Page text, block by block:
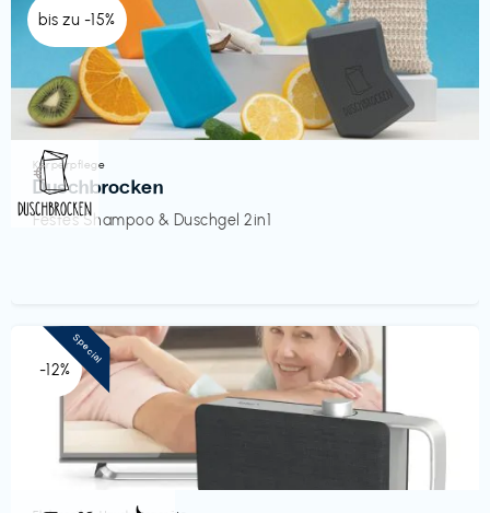
bis zu -15%
Körperpflege
Duschbrocken
Festes Shampoo & Duschgel 2in1
€‎
-12%
Special